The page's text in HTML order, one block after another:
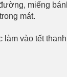
miếng
mát.
làm vào tết